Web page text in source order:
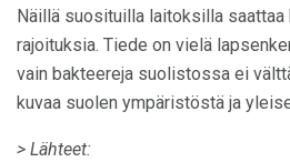
Näillä suosituilla laitoksilla
rajoituksia. Tiede on vielä
vain bakteereja suolistossa ei
kuvaa suolen ympäristöstä ja
> Lähteet: